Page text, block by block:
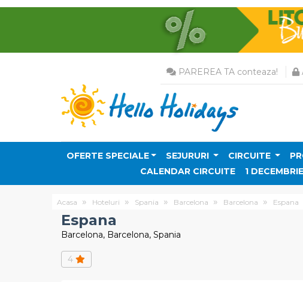
PAREREA TA conteaza!
OFERTE SPECIALE SEJURURI CIRCUITE
CALENDAR CIRCUITE
1 DECEMBRIE
Acasa Hoteluri Spania Barcelona Barcelona Espana
Espana
Barcelona, Barcelona, Spania
4